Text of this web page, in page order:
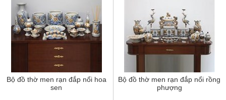
Bộ đồ thờ men rạn đắp nổi hoa
sen
Bộ đồ thờ men rạn đắp nổi rồng
phượng